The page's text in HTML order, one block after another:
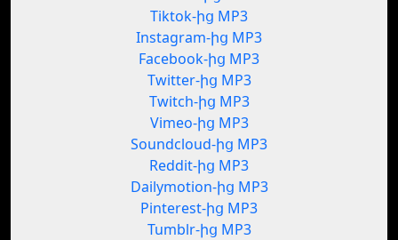
Tiktok-ից MP3
Instagram-ից MP3
Facebook-ից MP3
Twitter-ից MP3
Twitch-ից MP3
Vimeo-ից MP3
Soundcloud-ից MP3
Reddit-ից MP3
Dailymotion-ից MP3
Pinterest-ից MP3
Tumblr-ից MP3